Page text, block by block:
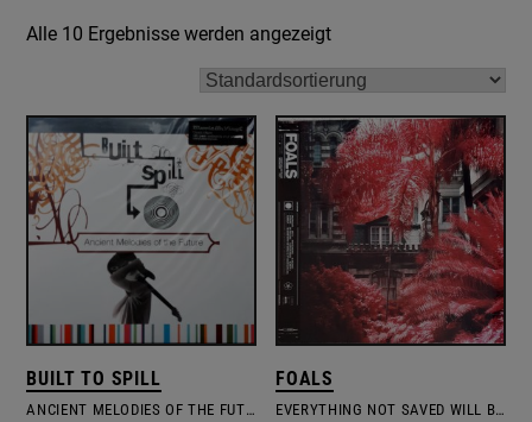
Alle 10 Ergebnisse werden angezeigt
BUILT TO SPILL
ANCIENT MELODIES OF THE FUTURE
FOALS
EVERYTHING NOT SAVED WILL BE LOST: PART 1